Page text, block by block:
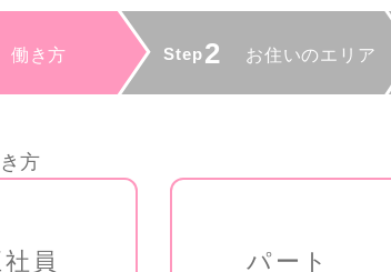
方
員 パート